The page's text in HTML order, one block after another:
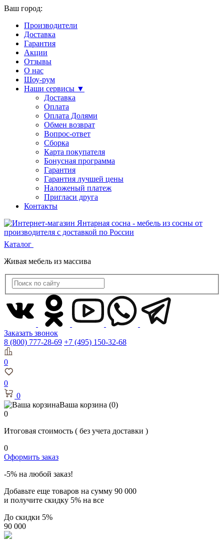
Ваш город:
Производители
Доставка
Гарантия
Акции
Отзывы
О нас
Шоу-рум
Наши сервисы ▼
Доставка
Оплата
Оплата Долями
Обмен возврат
Вопрос-ответ
Сборка
Карта покупателя
Бонусная программа
Гарантия
Гарантия лучшей цены
Наложеный платеж
Пригласи друга
Контакты
Каталог
Живая мебель из массива
Заказать звонок
8 (800) 777-28-69 +7 (495) 150-32-68
0
0
0
Ваша корзина (0)
0
Итоговая стоимость ( без учета доставки )
0
Оформить заказ
-5% на любой заказ!
Добавьте еще товаров на сумму 90 000
и получите скидку 5% на все
До скидки 5%
90 000